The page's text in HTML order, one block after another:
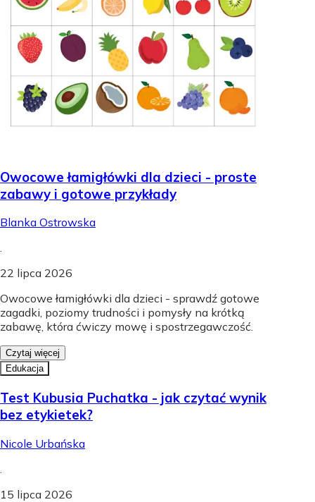
Owocowe łamigłówki dla dzieci - proste
zabawy i gotowe przykłady
Blanka Ostrowska
.
22 lipca 2026
Owocowe łamigłówki dla dzieci - sprawdź gotowe
zagadki, poziomy trudności i pomysły na krótką
zabawę, która ćwiczy mowę i spostrzegawczość.
Czytaj więcej
Edukacja
Test Kubusia Puchatka - jak czytać wynik
bez etykietek?
Nicole Urbańska
15 lipca 2026